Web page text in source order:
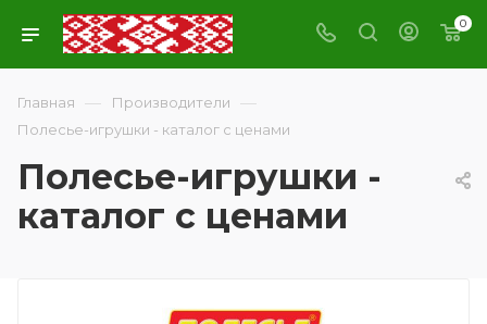
0
Главная — Производители —
Полесье-игрушки - каталог с ценами
Полесье-игрушки -
каталог с ценами